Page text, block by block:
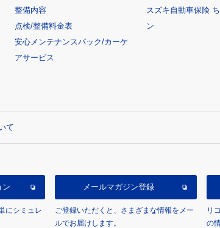
整備内容
点検/整備料金表
安心メンテナンスパック/カーケ
アサービス
スズキ自動車保険
ン
て
ン
にシミュレ
メールマガジン登録
ご登録いただくと、さまざまな情報をメー
ルでお届けします。
リ
の